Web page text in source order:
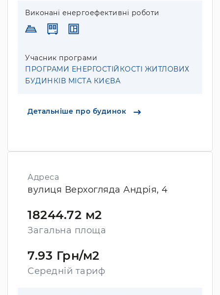
Виконані енергоефективні роботи
Учасник програми
ПРОГРАМИ ЕНЕРГОСТІЙКОСТІ ЖИТЛОВИХ
БУДИНКІВ МІСТА КИЄВА
Детальніше про будинок
Адреса
вулиця Верхогляда Андрія, 4
18244.72 м2
Загальна площа
7.93 Грн/м2
Середній тариф